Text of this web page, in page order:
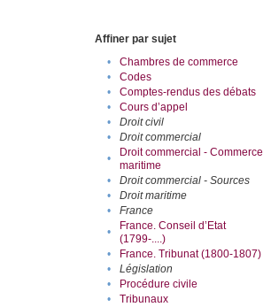
Affiner par sujet
•
Chambres de commerce
•
Codes
•
Comptes-rendus des débats
•
Cours d’appel
•
Droit civil
•
Droit commercial
•
Droit commercial - Commerce
maritime
• Droit commercial - Sources
•
Droit maritime
•
France
•
France. Conseil d’Etat
(1799-....)
• France. Tribunat (1800-1807)
•
Législation
•
Procédure civile
•
Tribunaux